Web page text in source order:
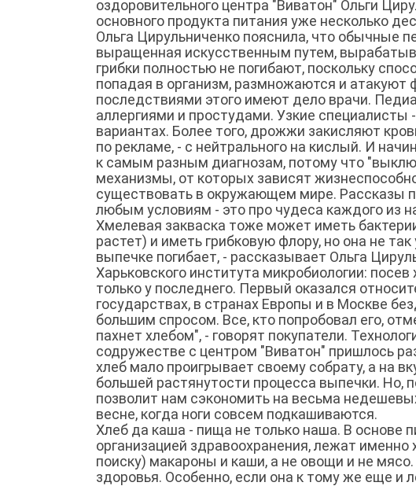
оздоровительного центра "Виватон" Ольги
основного продукта питания уже несколько
Ольга Цирульниченко пояснила, что обычные
выращенная искусственным путем,
грибки полностью не погибают, поскольку
попадая в организм, размножаются и атакуют
последствиями этого имеют дело врачи.
аллергиями и простудами. Узкие
вариантах. Более того, дрожжи закисляют
по рекламе, - с нейтрального на кислый. И
к самым разным диагнозам, потому что
механизмы, от которых зависят
существовать в окружающем мире. Рассказы
любым условиям - это про чудеса каждого из
Хмелевая закваска тоже может иметь
растет) и иметь грибковую флору, но она не
выпечке погибает, - рассказывает Ольга
Харьковского института микробиологии:
только у последнего. Первый оказался
государствах, в странах Европы и в Москве
большим спросом. Все, кто попробовал его,
пахнет хлебом", - говорят покупатели.
содружестве с центром "Виватон" пришлось
хлеб мало проигрывает своему собрату, а на
большей растянутости процесса выпечки. Но,
позволит нам сэкономить на весьма
весне, когда ноги совсем подкашиваются.
Хлеб да каша - пища не только наша. В основе
организацией здравоохранения, лежат
поиску) макароны и каши, а не овощи и не
здоровья. Особенно, если она к тому же еще и